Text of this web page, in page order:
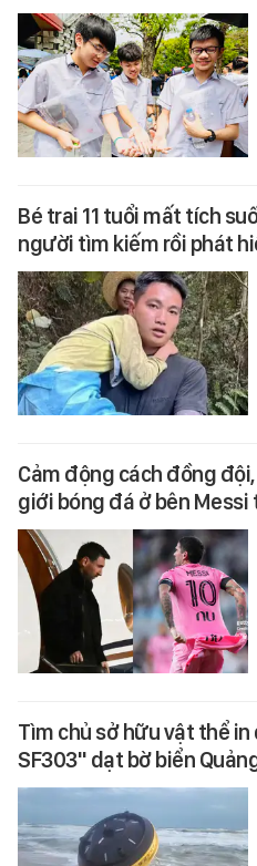
Bé trai 11 tuổi mất tích
người tìm kiếm rồi phát
Cảm động cách đồng
giới bóng đá ở bên
Tìm chủ sở hữu vật thể in
SF303" dạt bờ biển